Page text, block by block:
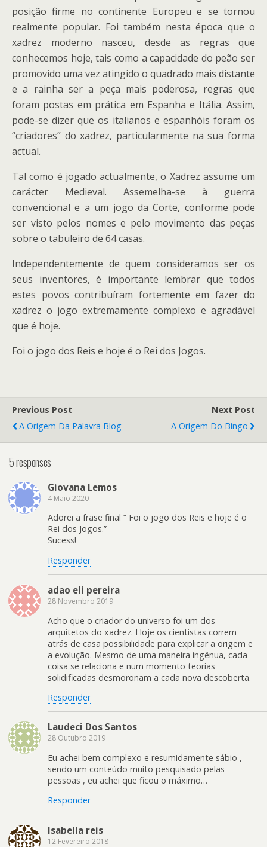
posição firme no continente Europeu e se tornou
realmente popular. Foi também nesta época que o
xadrez moderno nasceu, desde as regras que
conhecemos hoje, tais como a capacidade do peão ser
promovido uma vez atingido o quadrado mais distante
e a rainha ser a peça mais poderosa, regras que
foram postas em prática em Espanha e Itália. Assim,
pode-se dizer que os italianos e espanhóis foram os
“criadores” do xadrez, particularmente na sua forma
actual.
Tal como é jogado actualmente, o Xadrez assume um
carácter Medieval. Assemelha-se à guerra
convencional e a um jogo da Corte, conforme pode
ser visto pelos nomes e pelo movimento das peças
sobre o tabuleiro de 64 casas.
Independentemente de quem consideramos ser os
seus inventores, é importante lembrar que todos
estes povos contribuíram fortemente em fazer do
xadrez o jogo extremamente complexo e agradável
que é hoje.
Foi o jogo dos Reis e hoje é o Rei dos Jogos.
Previous Post
A Origem Da Palavra Blog
Next Post
A Origem Do Bingo
5 responses
Giovana Lemos
4 Maio 2020
Adorei a frase final ” Foi o jogo dos Reis e hoje é o
Rei dos Jogos.”
Sucess!
Responder
adao eli pereira
28 Novembro 2019
Acho que o criador do universo foi um dos
arquitetos do xadrez. Hoje os cientistas correm
atrás de casa possibilidade para explicar a origem e
a evolução. Mesmo de uma maneira ingênua, cada
coisa se relaciona e num momento teorias
solidificadas desmoronam a cada nova descoberta.
Responder
Laudeci Dos Santos
28 Outubro 2019
Eu achei bem complexo e resumidamente sábio ,
sendo um conteúdo muito pesquisado pelas
pessoas , eu achei que ficou o máximo…
Responder
Isabella reis
12 Fevereiro 2018